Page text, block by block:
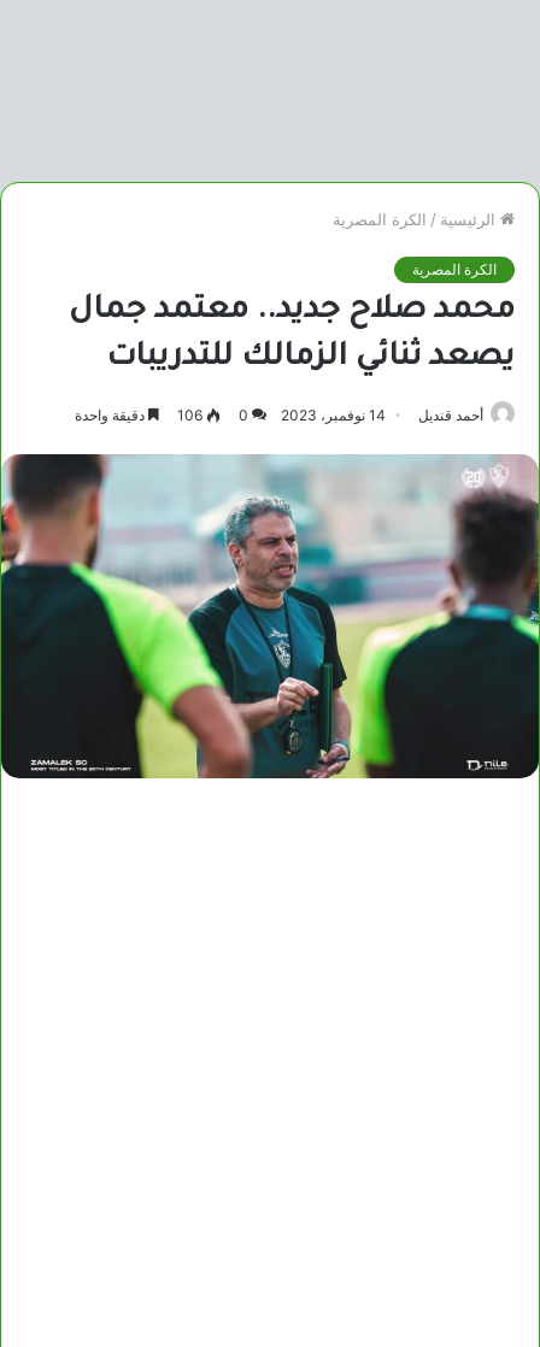
الرئيسية / الكرة المصرية
الكرة المصرية
محمد صلاح جديد.. معتمد جمال
يصعد ثنائي الزمالك للتدريبات
أحمد قنديل 14 نوفمبر، 2023 0
106 دقيقة واحدة